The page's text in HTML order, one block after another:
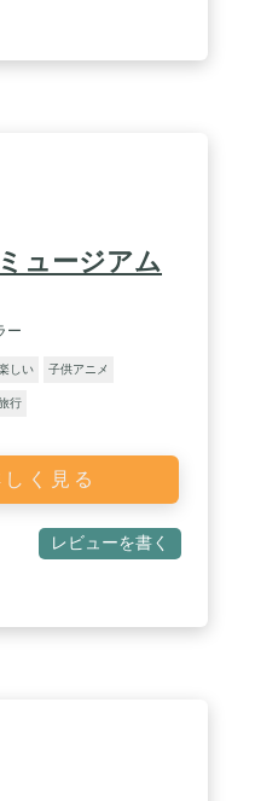
ュージアム
ー
しい 子供アニメ
行
く見る
レビューを書く